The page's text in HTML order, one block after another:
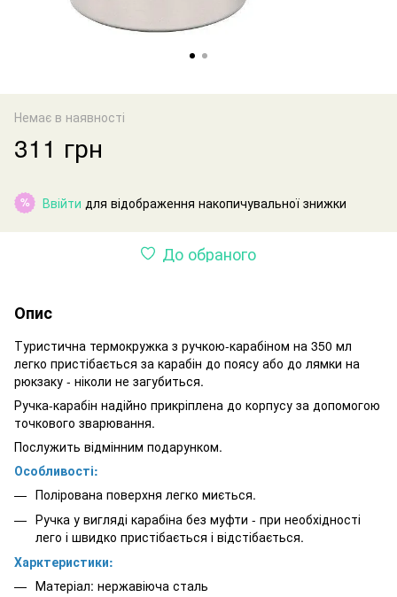
Немає в наявності
311 грн
% Ввійти для відображення накопичувальної знижки
До обраного
Опис
Туристична термокружка з ручкою-карабіном на 350 мл
легко пристібається за карабін до поясу або до лямки на
рюкзаку - ніколи не загубиться.
Ручка-карабін надійно прикріплена до корпусу за допомогою
точкового зварювання.
Послужить відмінним подарунком.
Особливості:
Полірована поверхня легко миється.
Ручка у вигляді карабіна без муфти - при необхідності
лего і швидко пристібається і відстібається.
Харктеристики:
Матеріал: нержавіюча сталь